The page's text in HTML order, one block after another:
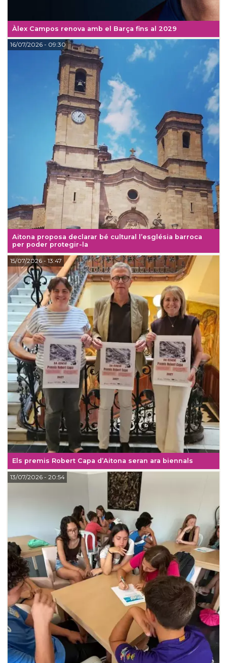
Àlex Campos renova amb el Barça fins al 2029
Aitona proposa declarar bé cultural l’església barroca
per poder protegir-la
16/07/2026- 09:30
Els premis Robert Capa d’Aitona seran ara biennals
15/07/2026- 13:47
13/07/2026- 20:54